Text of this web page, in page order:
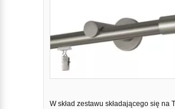
W skład zestawu składającego się na